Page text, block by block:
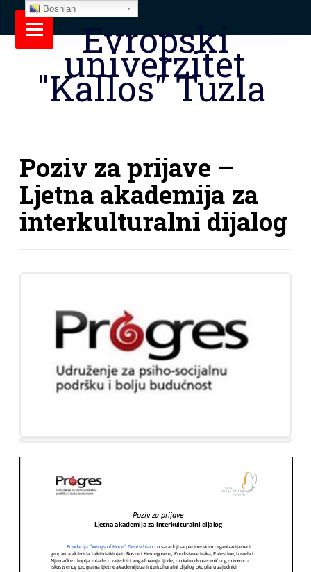
Evropski
univerzitet
"Kallos" Tuzla
Poziv za prijave –
Ljetna akademija za
interkulturalni dijalog
Bosnian